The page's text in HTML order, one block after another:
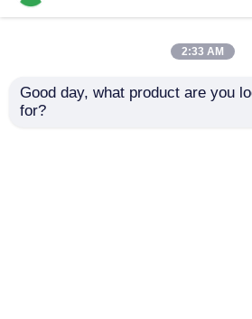
NBR O Halkalarının çok
2:33 AM
Good day, what product are you
for?